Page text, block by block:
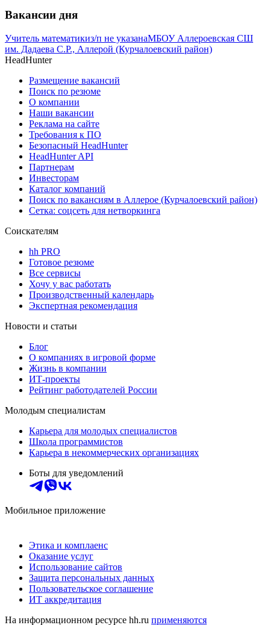
Вакансии дня
Учитель математикиз/п не указанаМБОУ Аллероевская СШ
им. Дадаева С.Р., Аллерой (Курчалоевский район)
HeadHunter
Размещение вакансий
Поиск по резюме
О компании
Наши вакансии
Реклама на сайте
Требования к ПО
Безопасный HeadHunter
HeadHunter API
Партнерам
Инвесторам
Каталог компаний
Поиск по вакансиям в Аллерое (Курчалоевский район)
Сетка: соцсеть для нетворкинга
Соискателям
hh PRO
Готовое резюме
Все сервисы
Хочу у вас работать
Производственный календарь
Экспертная рекомендация
Новости и статьи
Блог
О компаниях в игровой форме
Жизнь в компании
ИТ-проекты
Рейтинг работодателей России
Молодым специалистам
Карьера для молодых специалистов
Школа программистов
Карьера в некоммерческих организациях
Боты для уведомлений
Мобильное приложение
Этика и комплаенс
Оказание услуг
Использование сайтов
Защита персональных данных
Пользовательское соглашение
ИТ аккредитация
На информационном ресурсе hh.ru применяются